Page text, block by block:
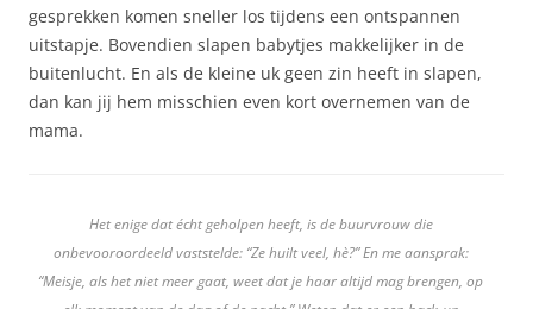
gesprekken komen sneller los tijdens een ontspannen
uitstapje. Bovendien slapen babytjes makkelijker in de
buitenlucht. En als de kleine uk geen zin heeft in slapen,
dan kan jij hem misschien even kort overnemen van de
mama.
Het enige dat écht geholpen heeft, is de buurvrouw die
onbevooroordeeld vaststelde: “Ze huilt veel, hè?” En me aansprak:
“Meisje, als het niet meer gaat, weet dat je haar altijd mag brengen, op